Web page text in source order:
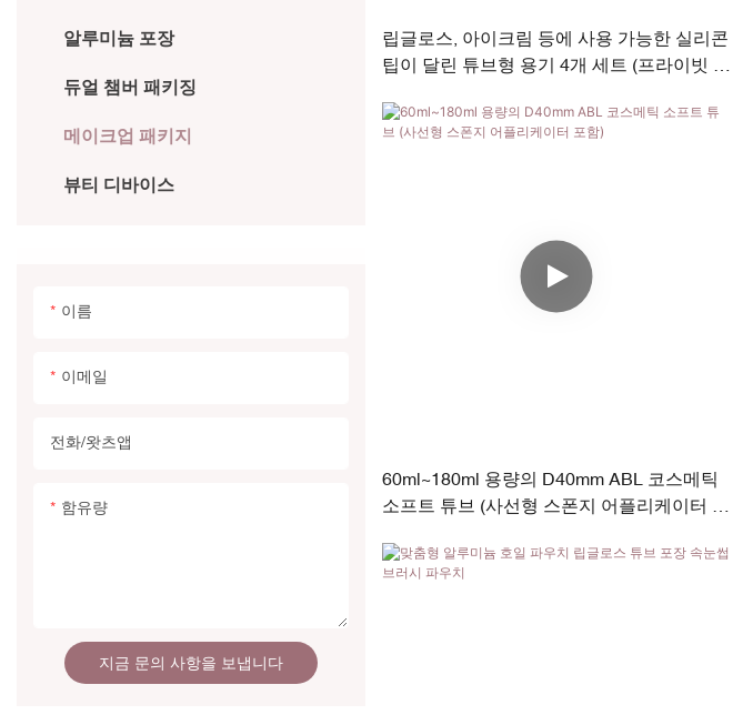
라미네이트 튜브
PE 병
PET/PETG 병
아크릴 병
에어리스 병
알루미늄 포장
듀얼 챔버 패키징
메이크업 패키지
뷰티 디바이스
이름
이메일
전화/왓츠앱
함유량
지금 문의 사항을 보냅니다
립글로스, 아이크림 등에 사용 가능한 실리콘
팁이 달린 튜브형 용기 4개 세트 (프라이빗 라
60ml~180ml 용량의 D40mm ABL 코스메틱
소프트 튜브 (사선형 스폰지 어플리케이터 포